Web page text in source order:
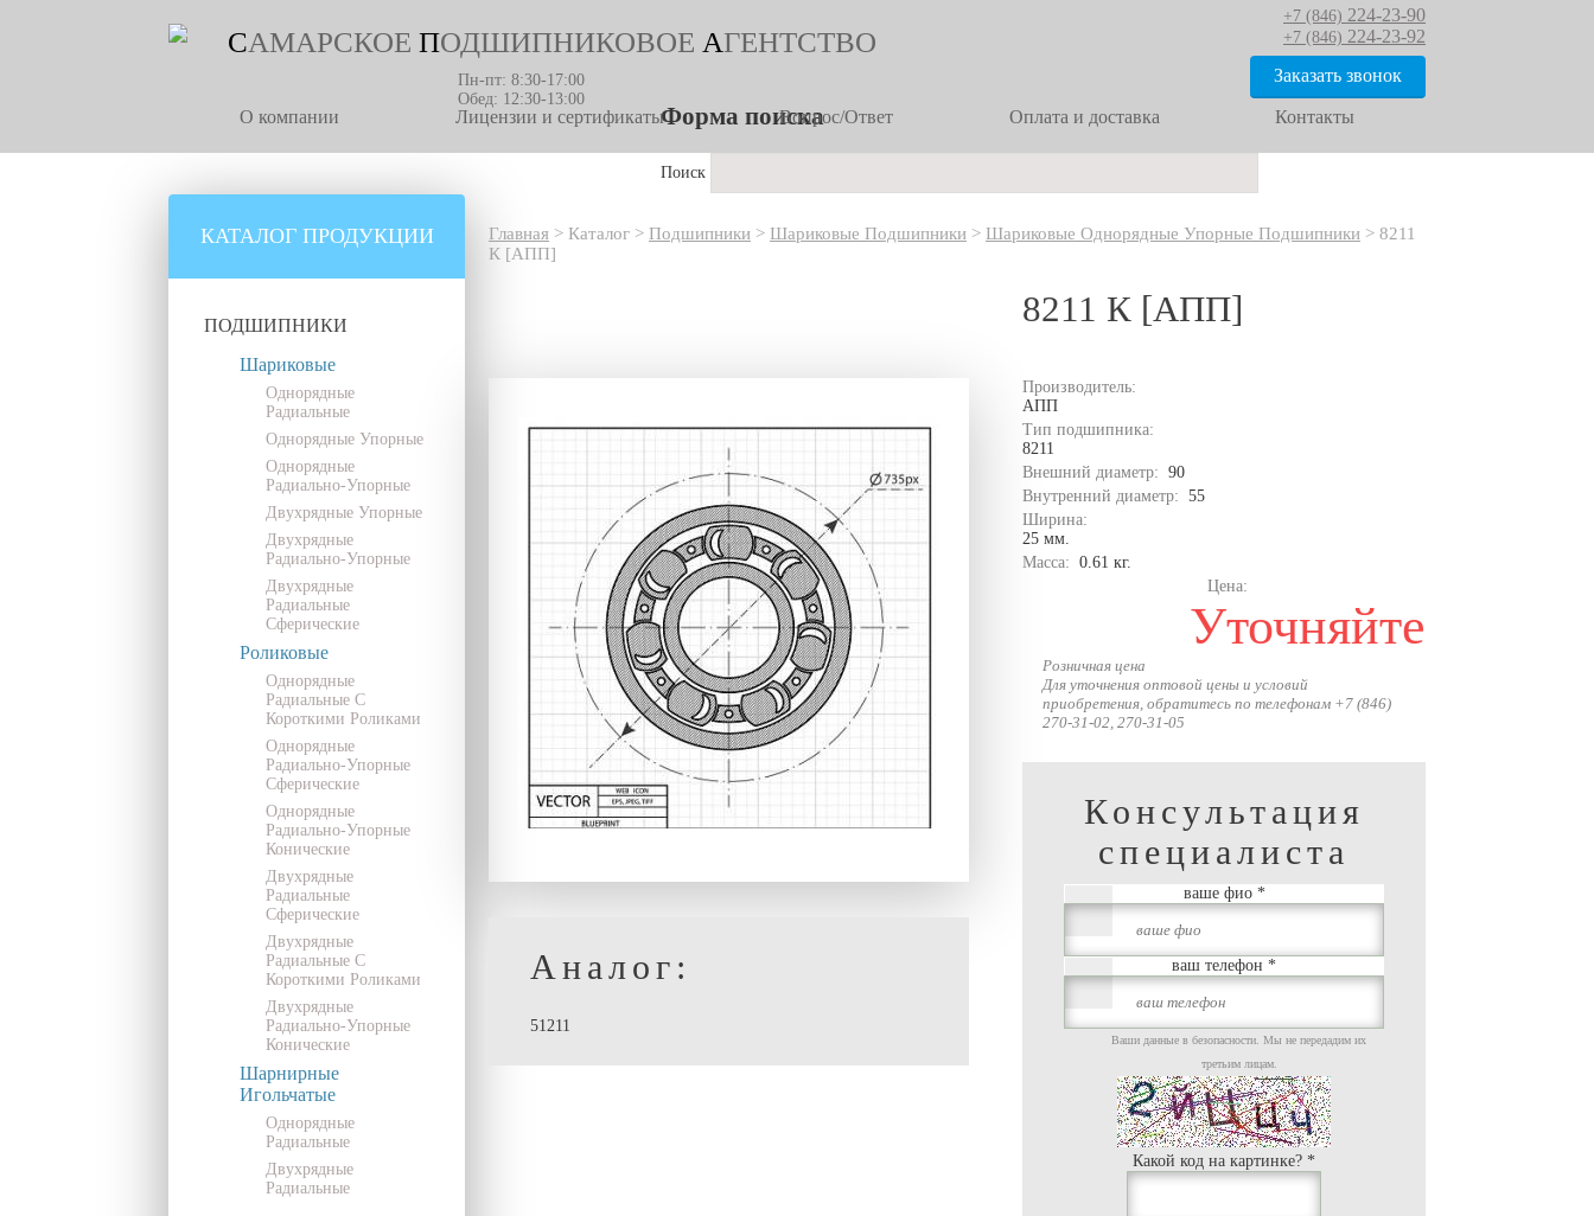
САМАРСКОЕ ПОДШИПНИКОВОЕ АГЕНТСТВО
Пн-пт: 8:30-17:00
Обед: 12:30-13:00
Форма поиска
Поиск
О компании Лицензии и сертификаты Вопрос/Ответ Оплата и доставка Контакты
+7 (846) 224-23-90
+7 (846) 224-23-92
Заказать звонок
КАТАЛОГ ПРОДУКЦИИ
ПОДШИПНИКИ
Шариковые
Однорядные
Радиальные
Однорядные Упорные
Однорядные
Радиально-Упорные
Двухрядные Упорные
Двухрядные
Радиально-Упорные
Двухрядные
Радиальные
Сферические
Роликовые
Однорядные
Радиальные С
Короткими Роликами
Однорядные
Радиально-Упорные
Сферические
Однорядные
Радиально-Упорные
Конические
Двухрядные
Радиальные
Сферические
Двухрядные
Радиальные С
Короткими Роликами
Двухрядные
Радиально-Упорные
Конические
Шарнирные
Игольчатые
Однорядные
Радиальные
Двухрядные
Радиальные
Главная > Каталог > Подшипники > Шариковые Подшипники > Шариковые Однорядные Упорные Подшипники > 8211
К [АПП]
8211 К [АПП]
Аналог:
51211
Производитель:
АПП
Тип подшипника:
8211
Внешний диаметр: 90
Внутренний диаметр: 55
Ширина:
25 мм.
Масса: 0.61 кг.
Цена:
Уточняйте
Розничная цена
Для уточнения оптовой цены и условий
приобретения, обратитесь по телефонам +7 (846)
270-31-02, 270-31-05
Консультация
специалиста
ваше фио *
ваш телефон *
Ваши данные в безопасности. Мы не передадим их
третьим лицам.
Какой код на картинке? *